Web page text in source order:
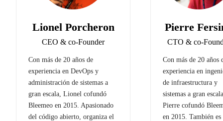
Lionel Porcheron
CEO & co-Founder
Con más de 20 años de
experiencia en DevOps y
administración de sistemas a
gran escala, Lionel cofundó
Bleemeo en 2015. Apasionado
del código abierto, organiza el
Pierre
CTO & co-
Con más de 20 años
experiencia en
de infraestructura y
sistemas a gran
Pierre cofundó
en 2015. También es